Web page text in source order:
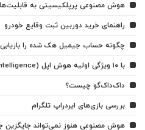
هوش مصنوعی پرپلکیسیتی به
راهنمای خرید دوربین ثبت وقایع خودرو
چگونه حساب جیمیل هک شده را
با ۱۰ ویژگی اولیه هوش اپل (Apple Intelligence) آشنا شوید
داک‌داک‌گو چیست؟
بررسی بازی‌های ایردراپ تلگرام
هوش مصنوعی هنوز نمی‌تواند